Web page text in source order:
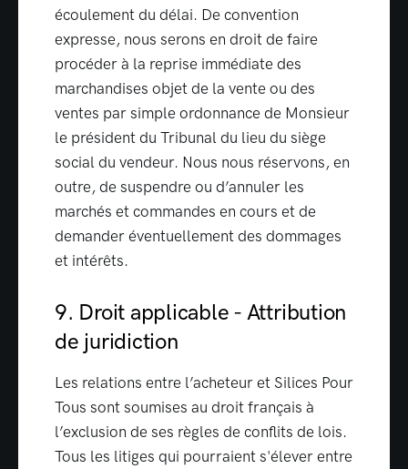
écoulement du délai. De convention
expresse, nous serons en droit de faire
procéder à la reprise immédiate des
marchandises objet de la vente ou des
ventes par simple ordonnance de Monsieur
le président du Tribunal du lieu du siège
social du vendeur. Nous nous réservons, en
outre, de suspendre ou d’annuler les
marchés et commandes en cours et de
demander éventuellement des dommages
et intérêts.
9. Droit applicable - Attribution
de juridiction
Les relations entre l’acheteur et Silices Pour
Tous sont soumises au droit français à
l’exclusion de ses règles de conflits de lois.
Tous les litiges qui pourraient s'élever entre